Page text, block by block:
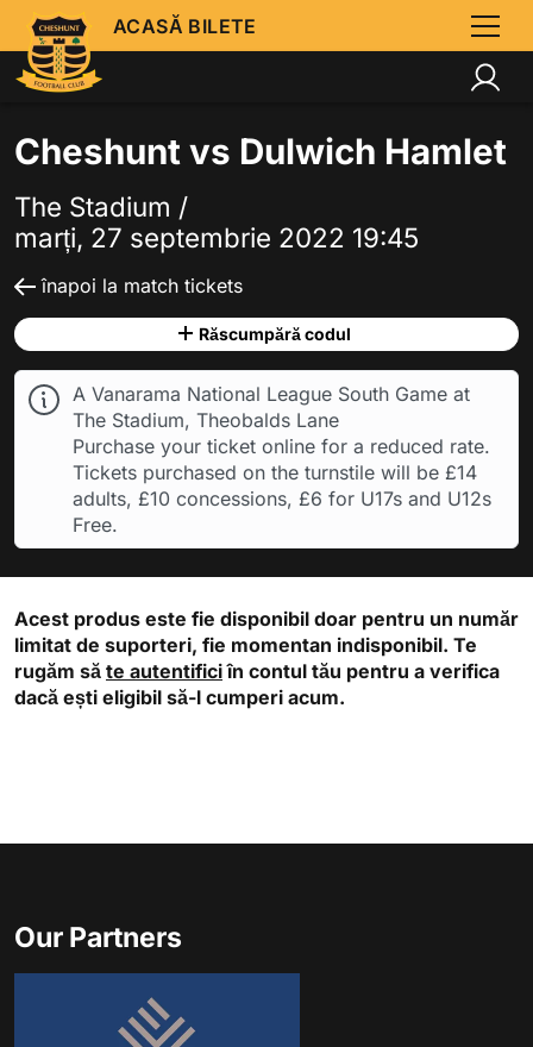
ACASĂ BILETE
Cheshunt vs Dulwich Hamlet
The Stadium /
marți, 27 septembrie 2022 19:45
înapoi la match tickets
Răscumpără codul
A Vanarama National League South Game at
The Stadium, Theobalds Lane
Purchase your ticket online for a reduced rate.
Tickets purchased on the turnstile will be £14
adults, £10 concessions, £6 for U17s and U12s
Free.
Acest produs este fie disponibil doar pentru un număr
limitat de suporteri, fie momentan indisponibil. Te
rugăm să te autentificiîn contul tău pentru a verifica
dacă ești eligibil să-l cumperi acum.
Our Partners